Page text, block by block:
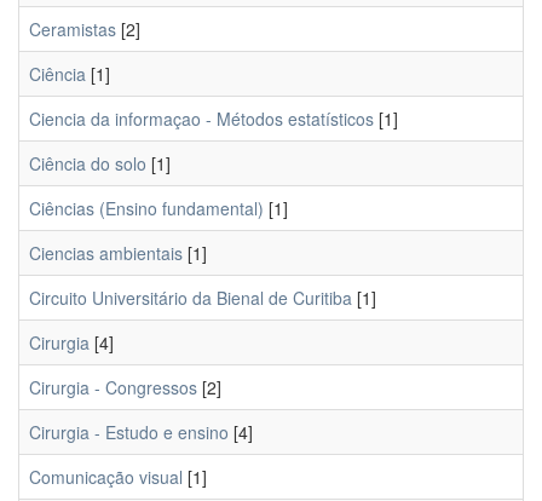
Ceramistas [2]
Ciência [1]
Ciencia da informaçao - Métodos estatísticos [1]
Ciência do solo [1]
Ciências (Ensino fundamental) [1]
Ciencias ambientais [1]
Circuito Universitário da Bienal de Curitiba [1]
Cirurgia [4]
Cirurgia - Congressos [2]
Cirurgia - Estudo e ensino [4]
Comunicação visual [1]